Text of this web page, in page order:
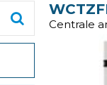
Centrale